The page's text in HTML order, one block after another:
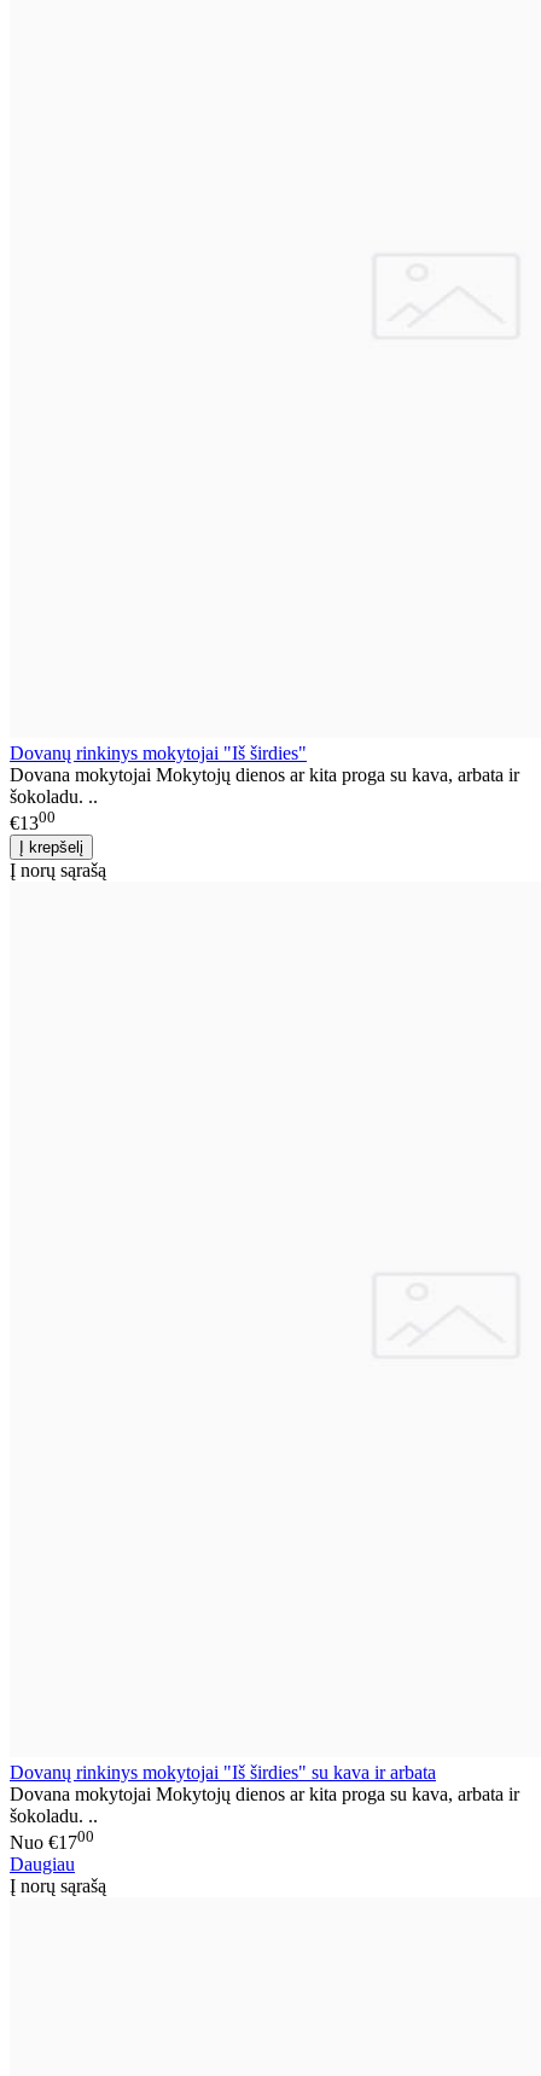
Dovanų rinkinys mokytojai "Iš širdies"
Dovana mokytojai Mokytojų dienos ar kita proga su kava, arbata ir
šokoladu. ..
€1300
Į norų sąrašą
Dovanų rinkinys mokytojai "Iš širdies" su kava ir arbata
Dovana mokytojai Mokytojų dienos ar kita proga su kava, arbata ir
šokoladu. ..
Nuo €1700
Daugiau
Į norų sąrašą